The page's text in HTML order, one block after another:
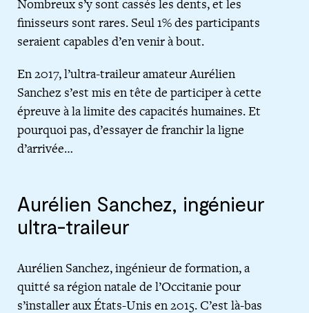
finisseurs sont rares. Seul 1% des participants
seraient capables d’en venir à bout.
En 2017, l’ultra-traileur amateur Aurélien
Sanchez s’est mis en tête de participer à cette
épreuve à la limite des capacités humaines. Et
pourquoi pas, d’essayer de franchir la ligne
d’arrivée…
Aurélien Sanchez, ingénieur
ultra-traileur
Aurélien Sanchez, ingénieur de formation, a
quitté sa région natale de l’Occitanie pour
s’installer aux États-Unis en 2015. C’est là-bas